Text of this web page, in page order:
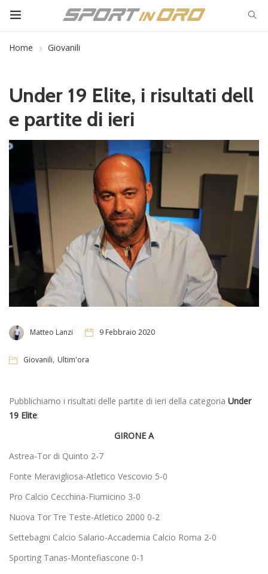
Home Giovanili
Under 19 Elite, i risultati dell
e partite di ieri
Matteo Lanzi 9 Febbraio 2020
Giovanili, Ultim'ora
Pubblichiamo i risultati delle partite di ieri della categoria Under
19 Elite:
GIRONE A
Astrea-Tor di Quinto 2-7
Fonte Meravigliosa-Atletico Vescovio 5-0
Pro Calcio Cecchina-Fiumicino 3-0
Nuova Tor Tre Teste-Atletico 2000 0-2
Settebagni Calcio Salario-Accademia Calcio Roma 2-0
Sporting Tanas-Montefiascone 0-1